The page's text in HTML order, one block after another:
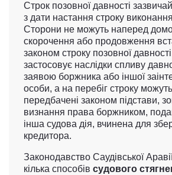
Строк позовної давності
з дати настання строку
Сторони не можуть наперед
скорочення або продовження
законом строку позовної
застосовує наслідки спливу
заявою боржника або іншої
особи, а на перебіг строку
передбачені законом підстави,
визнання права боржником,
інша судова дія, вчинена для
кредитора.
Законодавство Саудівської
кілька способів судового